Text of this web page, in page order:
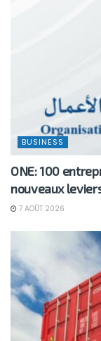
BUSINESS
ONE: 100
nouveaux
7 AOÛT 2026